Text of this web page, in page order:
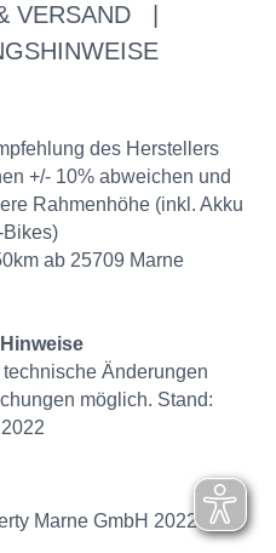
VERSAND
des Herstellers
+/- 10% abweichen und
Rahmenhöhe (inkl. Akku
Bikes)
ab 25709 Marne
technische Änderungen
möglich. Stand:
Marne GmbH 2022